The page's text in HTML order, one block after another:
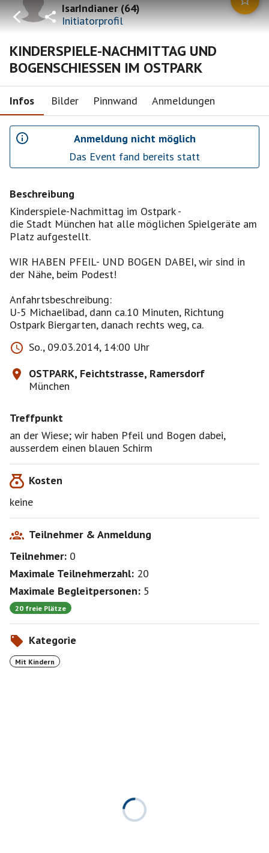
IsarIndianer(64)
Initiatorprofil
KINDERSPIELE-NACHMITTAG UND
BOGENSCHIESSEN IM OSTPARK
Infos Bilder Pinnwand Anmeldungen
Anmeldung nicht möglich
Das Event fand bereits statt
Beschreibung
Kinderspiele-Nachmittag im Ostpark -
die Stadt München hat alle möglichen Spielgeräte am
Platz aufgestellt.
WIR HABEN PFEIL- UND BOGEN DABEI, wir sind in
der Nähe, beim Podest!
Anfahrtsbeschreibung:
U-5 Michaelibad, dann ca.10 Minuten, Richtung
Ostpark Biergarten, danach rechts weg, ca.
So., 09.03.2014, 14:00 Uhr
OSTPARK, Feichtstrasse, Ramersdorf
München
Treffpunkt
an der Wiese; wir haben Pfeil und Bogen dabei,
ausserdem einen blauen Schirm
Kosten
keine
Teilnehmer & Anmeldung
Teilnehmer: 0
Maximale Teilnehmerzahl: 20
Maximale Begleitpersonen: 5
20 freie Plätze
Kategorie
Mit Kindern